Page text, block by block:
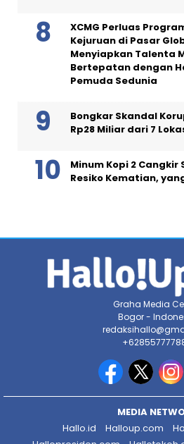
XCMG Perluas
Kejuruan di Pasar
Menyiapkan Talenta
Bertepatan dengan
Pemuda Sedunia
Bongkar Skandal
Rp28 Miliar dari 7
Minum Kopi 2
Resiko Kematian,
Graha Media
Bogor -
MEDIA
Hallo.id
Halloup.com